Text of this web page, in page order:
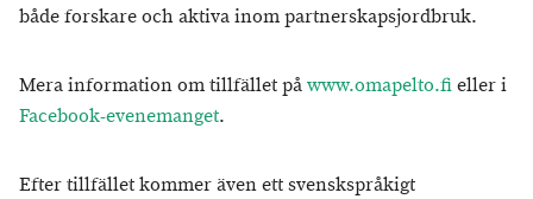
både forskare och aktiva inom partnerskapsjordbruk.
Mera information om tillfället påwww.omapelto.fieller i
Facebook-evenemanget.
Efter tillfället kommer även ett svenskspråkigt